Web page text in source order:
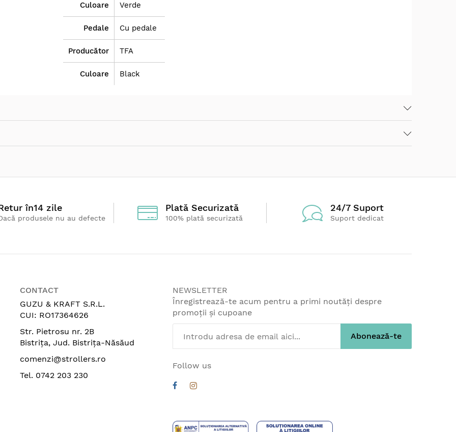
Culoare Verde
Pedale Cu pedale
Producător TFA
Culoare Black
în14 zile
produsele nu au defecte
Plată Securizată
100% plată securizată
24/7 Suport
Suport dedicat
CONTACT
GUZU & KRAFT S.R.L.
CUI: RO17364626
Str. Pietrosu nr. 2B
Bistrița, Jud. Bistrița-Năsăud
comenzi@strollers.ro
Tel. 0742 203 230
NEWSLETTER
Înregistrează-te acum pentru a primi noutăți despre
promoții și cupoane
Abonează-te
Follow us